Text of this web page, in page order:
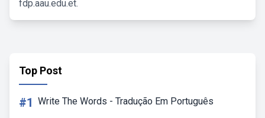
fdp.aau.edu.et.
Top Post
#1 Write The Words - Tradução Em Português